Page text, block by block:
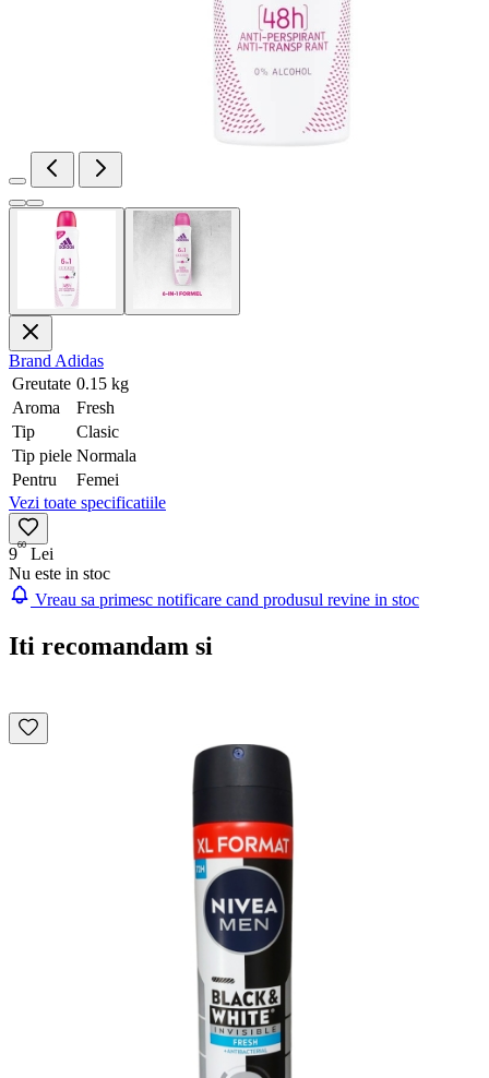
Brand Adidas
Greutate 0.15 kg
Aroma
Fresh
Tip
Clasic
Tip piele Normala
Pentru
Femei
Vezi toate specificatiile
960 Lei
Nu este in stoc
Vreau sa primesc notificare cand produsul revine in stoc
Iti recomandam si